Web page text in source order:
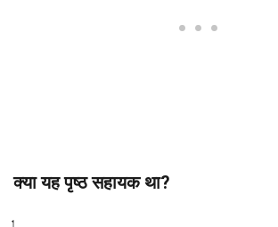
क्या यह पृष्ठ सहायक था?